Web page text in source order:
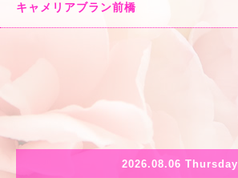
キャメリアブラン前橋
2026.08.06 Thursday